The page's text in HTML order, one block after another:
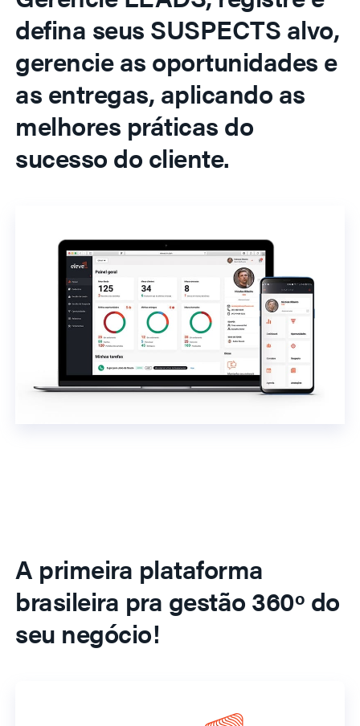
defina seus SUSPECTS alvo,
gerencie as oportunidades e
as entregas, aplicando as
melhores práticas do
sucesso do cliente.
A primeira plataforma
brasileira pra gestão 360º do
seu negócio!